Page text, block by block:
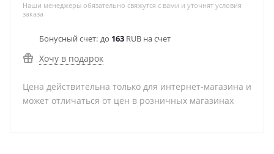
Наши менеджеры обязательно свяжутся с вами и уточнят условия
заказа
Бонусный счет: до 163 RUB на счет
Хочу в подарок
Цена действительна только для интернет-магазина и
может отличаться от цен в розничных магазинах